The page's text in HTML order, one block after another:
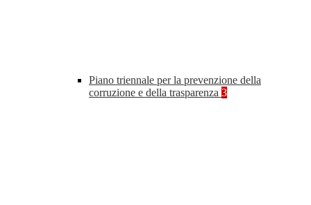
Piano triennale per la prevenzione della
corruzione e della trasparenza 3